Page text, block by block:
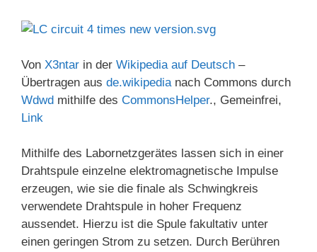
Von X3ntar in der Wikipedia auf Deutsch –
Übertragen aus de.wikipedia nach Commons durch
Wdwd mithilfe des CommonsHelper., Gemeinfrei,
Link
Mithilfe des Labornetzgerätes lassen sich in einer
Drahtspule einzelne elektromagnetische Impulse
erzeugen, wie sie die finale als Schwingkreis
verwendete Drahtspule in hoher Frequenz
aussendet. Hierzu ist die Spule fakultativ unter
einen geringen Strom zu setzen. Durch Berühren